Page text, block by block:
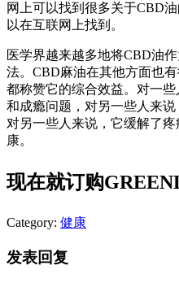
网上可以找到很多关于CBD
以在互联网上找到。
医学界越来越多地将CBD油
法。CBD麻油在其他方面也
都称赞它的综合效益。对一
和成瘾问题，对另一些人来
对另一些人来说，它缓解了
康。
现在就订购
Category: 健康
发表回复